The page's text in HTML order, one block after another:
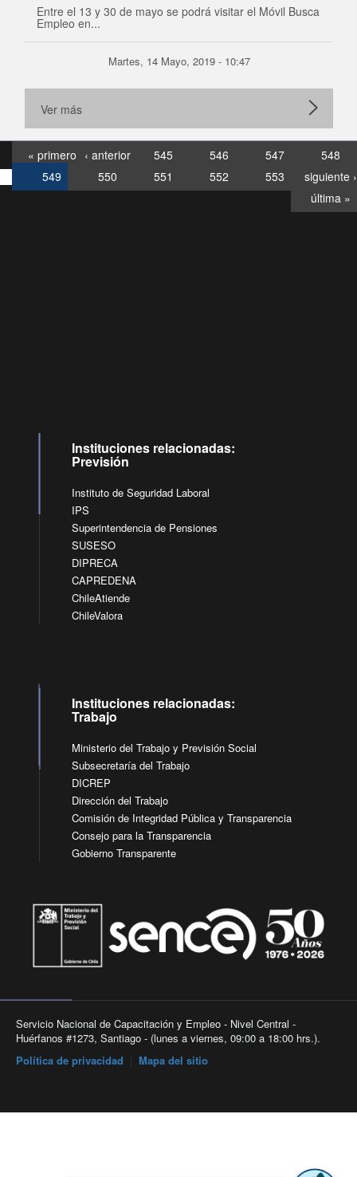
Entre el 13 y 30 de mayo se podrá visitar el Móvil Busca
Empleo en...
Martes, 14 Mayo, 2019 - 10:47
Ver más
« primero ‹ anterior 545 546 547
548
549
550 551 552 553
siguiente ›
última »
Instituciones relacionadas:
Previsión
Instituto de Seguridad Laboral
IPS
Superintendencia de Pensiones
SUSESO
DIPRECA
CAPREDENA
ChileAtiende
ChileValora
Instituciones relacionadas:
Trabajo
Ministerio del Trabajo y Previsión Social
Subsecretaría del Trabajo
DICREP
Dirección del Trabajo
Comisión de Integridad Pública y Transparencia
Consejo para la Transparencia
Gobierno Transparente
Servicio Nacional de Capacitación y Empleo - Nivel Central -
Huérfanos #1273, Santiago - (lunes a viernes, 09:00 a 18:00 hrs.).
Política de privacidad
Mapa del sitio